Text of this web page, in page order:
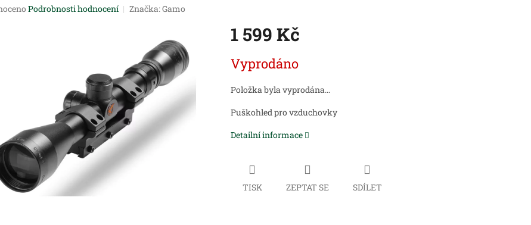
Podrobnosti hodnocení Značka:Gamo
1 599 Kč
cena:
Vyprodáno
Položka byla vyprodána…
Puškohled pro vzduchovky
Detailní informace
TISK ZEPTAT SE SDÍLET